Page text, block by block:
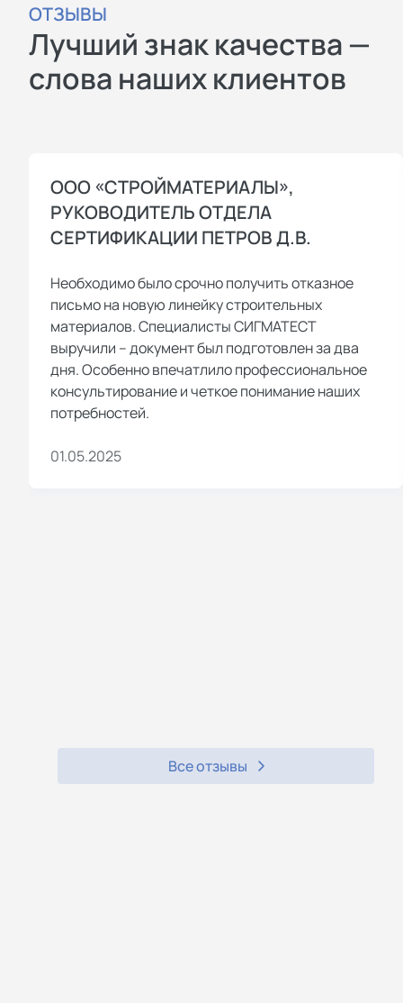
ОТЗЫВЫ
Лучший знак качества —
слова наших клиентов
ООО «СТРОЙМАТЕРИАЛЫ»,
РУКОВОДИТЕЛЬ ОТДЕЛА
СЕРТИФИКАЦИИ ПЕТРОВ Д.В.
Необходимо было срочно получить отказное
письмо на новую линейку строительных
материалов. Специалисты СИГМАТЕСТ
выручили – документ был подготовлен за два
дня. Особенно впечатлило профессиональное
консультирование и четкое понимание наших
потребностей.
01.05.2025
Все отзывы